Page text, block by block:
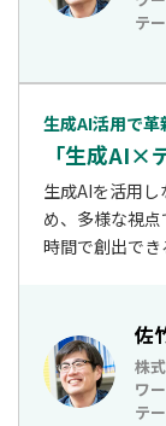
テ
生成AI活用で
「生成AI×
生成AIを活用
め、多様な視
時間で創出でき
佐
株
ワ
テ